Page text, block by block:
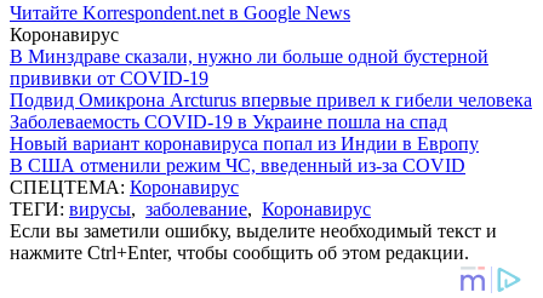
Читайте Korrespondent.net в Google News
Коронавирус
В Минздраве сказали, нужно ли больше одной бустерной
прививки от COVID-19
Подвид Омикрона Arcturus впервые привел к гибели человека
Заболеваемость COVID-19 в Украине пошла на спад
Новый вариант коронавируса попал из Индии в Европу
В США отменили режим ЧС, введенный из-за COVID
СПЕЦТЕМА: Коронавирус
ТЕГИ: вирусы, заболевание, Коронавирус
Если вы заметили ошибку, выделите необходимый текст и
нажмите Ctrl+Enter, чтобы сообщить об этом редакции.